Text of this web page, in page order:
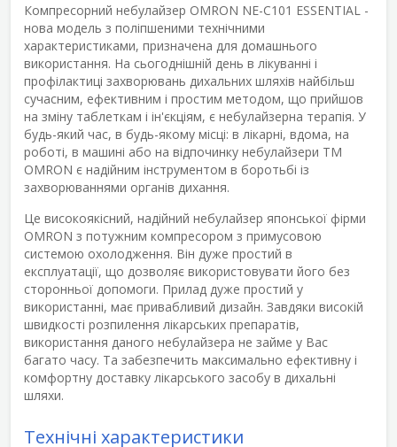
Компресорний небулайзер OMRON NE-C101 ESSENTIAL -
нова модель з поліпшеними технічними
характеристиками, призначена для домашнього
використання. На сьогоднішній день в лікуванні і
профілактиці захворювань дихальних шляхів найбільш
сучасним, ефективним і простим методом, що прийшов
на зміну таблеткам і ін'єкціям, є небулайзерна терапія. У
будь-який час, в будь-якому місці: в лікарні, вдома, на
роботі, в машині або на відпочинку небулайзери ТМ
OMRON є надійним інструментом в боротьбі із
захворюваннями органів дихання.
Це високоякісний, надійний небулайзер японської фірми
OMRON з потужним компресором з примусовою
системою охолодження. Він дуже простий в
експлуатації, що дозволяє використовувати його без
сторонньої допомоги. Прилад дуже простий у
використанні, має привабливий дизайн. Завдяки високій
швидкості розпилення лікарських препаратів,
використання даного небулайзера не займе у Вас
багато часу. Та забезпечить максимально ефективну і
комфортну доставку лікарського засобу в дихальні
шляхи.
Технічні характеристики